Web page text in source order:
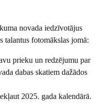
novada iedzīvotājus
talantus fotomākslas jomā:
prieku un redzējumu par
dabas skatiem dažādos
2025. gada kalendārā.